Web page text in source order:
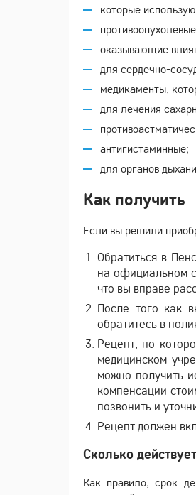
которые
оказывающие
для сердечно-
медикаменты,
для лечения
антигистаминные;
для органов
Как получить
Если вы решили
Обратиться в
на официальном
что вы вправе
После того как
обратитесь в
Рецепт, по
медицинском
можно получить
компенсации
позвонить и
Рецепт должен
Сколько
Как правило, срок